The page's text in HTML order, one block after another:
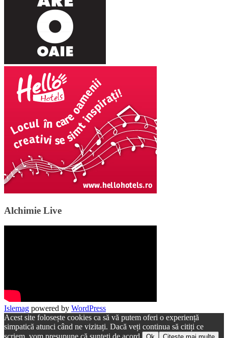
Alchimie Live
Islemag powered by WordPress
Acest site folosește cookies ca să vă putem oferi o experiență
simpatică atunci când ne vizitați. Dacă veți continua să citiți ce